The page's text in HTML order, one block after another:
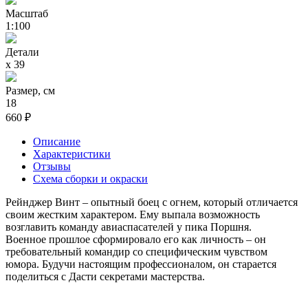
Масштаб
1:100
Детали
х 39
Размер, см
18
660 ₽
Описание
Характеристики
Отзывы
Схема сборки и окраски
Рейнджер Винт – опытный боец с огнем, который отличается
своим жестким характером. Ему выпала возможность
возглавить команду авиаспасателей у пика Поршня.
Военное прошлое сформировало его как личность – он
требовательный командир со специфическим чувством
юмора. Будучи настоящим профессионалом, он старается
поделиться с Дасти секретами мастерства.